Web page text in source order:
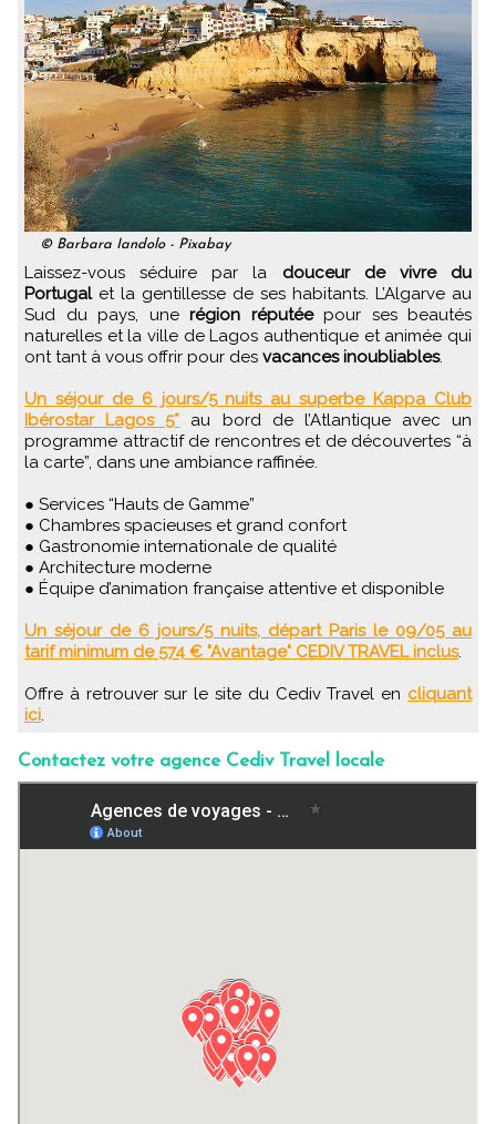
© Barbara Iandolo - Pixabay
Laissez-vous séduire par la douceur de vivre du
Portugalet la gentillesse de ses habitants. L’Algarve au
Sud du pays, une région réputéepour ses beautés
naturelles et la ville de Lagos authentique et animée qui
ont tant à vous offrir pour des vacances inoubliables.
Un séjour de 6 jours/5 nuits au superbe Kappa Club
Ibérostar Lagos 5* au bord de l’Atlantique avec un
programme attractif de rencontres et de découvertes “à
la carte”, dans une ambiance raffinée.
● Services “Hauts de Gamme”
● Chambres spacieuses et grand confort
● Gastronomie internationale de qualité
● Architecture moderne
● Équipe d’animation française attentive et disponible
Un séjour de 6 jours/5 nuits, départ Paris le 09/05 au
tarif minimum de 574 € "Avantage" CEDIV TRAVEL inclus.
Offre à retrouver sur le site du Cediv Travel en cliquant
ici.
Contactez votre agence Cediv Travel locale